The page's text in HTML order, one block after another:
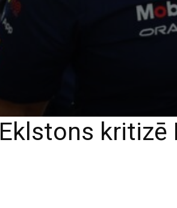
Eklstons kritizē